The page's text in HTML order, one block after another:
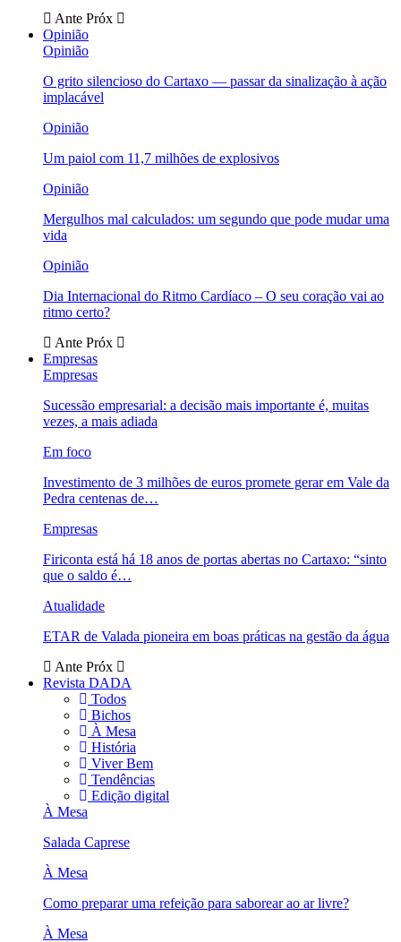
Ante Próx
Opinião
Opinião
O grito silencioso do Cartaxo — passar da sinalização à ação
implacável
Opinião
Um paiol com 11,7 milhões de explosivos
Opinião
Mergulhos mal calculados: um segundo que pode mudar uma
vida
Opinião
Dia Internacional do Ritmo Cardíaco – O seu coração vai ao
ritmo certo?
Ante Próx
Empresas
Empresas
Sucessão empresarial: a decisão mais importante é, muitas
vezes, a mais adiada
Em foco
Investimento de 3 milhões de euros promete gerar em Vale da
Pedra centenas de…
Empresas
Firiconta está há 18 anos de portas abertas no Cartaxo: “sinto
que o saldo é…
Atualidade
ETAR de Valada pioneira em boas práticas na gestão da água
Ante Próx
Revista DADA
Todos
Bichos
À Mesa
História
Viver Bem
Tendências
Edição digital
À Mesa
Salada Caprese
À Mesa
Como preparar uma refeição para saborear ao ar livre?
À Mesa